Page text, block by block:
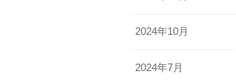
2024年10月
2024年7月